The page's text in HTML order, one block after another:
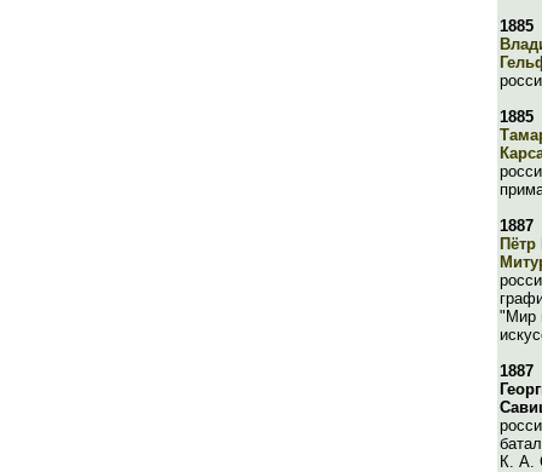
1885
1885
1887
"Мир
1887
К. А.